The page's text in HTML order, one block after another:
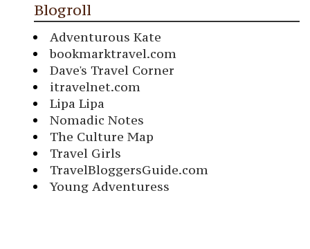
Blogroll
Adventurous Kate
bookmarktravel.com
Dave's Travel Corner
itravelnet.com
Lipa Lipa
Nomadic Notes
The Culture Map
Travel Girls
TravelBloggersGuide.com
Young Adventuress